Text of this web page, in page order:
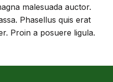
malesuada auctor.
Phasellus quis erat
Proin a posuere ligula.